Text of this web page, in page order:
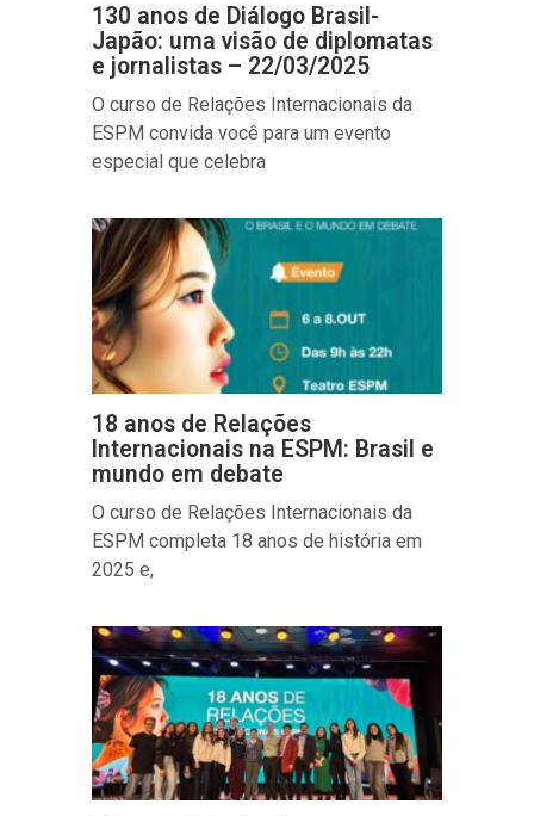
130 anos de Diálogo Brasil-
Japão: uma visão de diplomatas
e jornalistas – 22/03/2025
O curso de Relações Internacionais da
ESPM convida você para um evento
especial que celebra
18 anos de Relações
Internacionais na ESPM: Brasil e
mundo em debate
O curso de Relações Internacionais da
ESPM completa 18 anos de história em
2025 e,